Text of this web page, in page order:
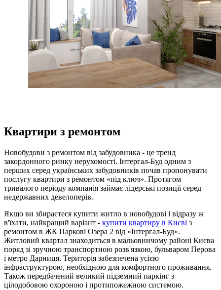
Квартири з ремонтом
Новобудови з ремонтом від забудовника - це тренд
закордонного ринку нерухомості. Інтергал-Буд одним з
перших серед українських забудовників почав пропонувати
послугу квартири з ремонтом «під ключ». Протягом
тривалого періоду компанія займає лідерські позиції серед
недержавних девелоперів.
Якщо ви збираєтеся купити житло в новобудові і відразу ж
в'їхати, найкращий варіант - купити квартиру в Києві з
ремонтом в ЖК Паркові Озера 2 від «Інтергал-Буд».
Житловий квартал знаходиться в мальовничому районі Києва
поряд зі зручною транспортною розв'язкою, бульваром Перова
і метро Дарниця. Територія забезпечена усією
інфраструктурою, необхідною для комфортного проживання.
Також передбачений великий підземний паркінг з
цілодобовою охороною і протипожежною системою.